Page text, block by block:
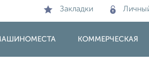
Закладки
КОММЕРЧЕСКАЯ